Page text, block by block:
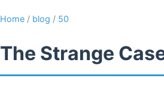
Home / blog / 50
The Strange